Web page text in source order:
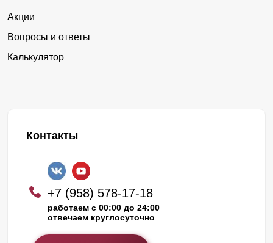
Акции
Вопросы и ответы
Калькулятор
Контакты
+7 (958) 578-17-18
работаем с 00:00 до 24:00
отвечаем круглосуточно